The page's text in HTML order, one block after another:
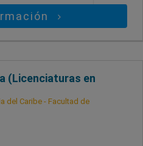
(Licenciaturas en
del Caribe - Facultad de